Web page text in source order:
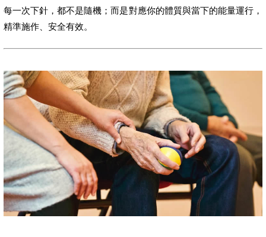
每一次下針，都不是隨機；而是對應你的體質與當下的能量運行，
精準施作、安全有效。